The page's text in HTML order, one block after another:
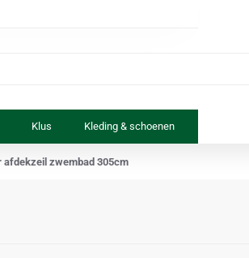
Klus Kleding & schoenen
afdekzeil zwembad 305cm